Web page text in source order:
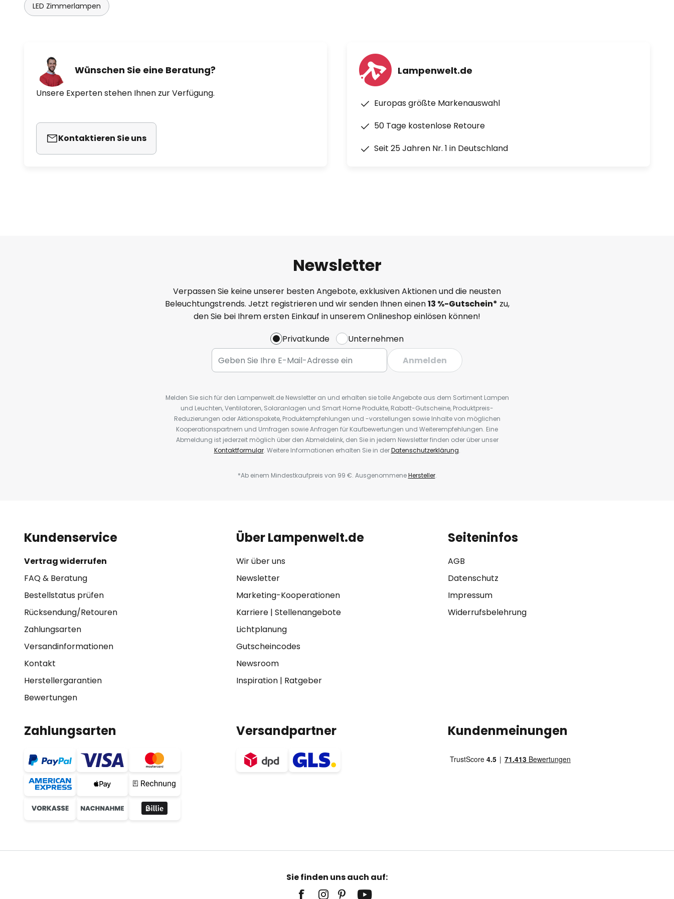
- Entblendung: UGR < 22
- Stoßfestigkeit: IK05
LED Zimmerlampen
Wünschen Sie eine Beratung?
Unsere Experten stehen Ihnen zur Verfügung.
Kontaktieren Sie uns
Lampenwelt.de
Europas größte Markenauswahl
50 Tage kostenlose Retoure
Seit 25 Jahren Nr. 1 in Deutschland
Newsletter
Verpassen Sie keine unserer besten Angebote, exklusiven Aktionen und die neusten
Beleuchtungstrends. Jetzt registrieren und wir senden Ihnen einen13 %-Gutschein* zu,
den Sie bei Ihrem ersten Einkauf in unserem Onlineshop einlösen können!
Privatkunde
Unternehmen
Anmelden
Melden Sie sich für den Lampenwelt.de Newsletter an und erhalten sie tolle Angebote aus dem Sortiment Lampen
und Leuchten, Ventilatoren, Solaranlagen und Smart Home Produkte, Rabatt-Gutscheine, Produktpreis-
Reduzierungen oder Aktionspakete, Produktempfehlungen und -vorstellungen sowie Inhalte von möglichen
Kooperationspartnern und Umfragen sowie Anfragen für Kaufbewertungen und Weiterempfehlungen. Eine
Abmeldung ist jederzeit möglich über den Abmeldelink, den Sie in jedem Newsletter finden oder über unser
Kontaktformular. Weitere Informationen erhalten Sie in derDatenschutzerklärung.
*Ab einem Mindestkaufpreis von 99 €. AusgenommeneHersteller.
Kundenservice
Vertrag widerrufen
FAQ & Beratung
Bestellstatus prüfen
Rücksendung/Retouren
Zahlungsarten
Versandinformationen
Kontakt
Herstellergarantien
Bewertungen
Über Lampenwelt.de
Wir über uns
Newsletter
Marketing-Kooperationen
Karriere| Stellenangebote
Lichtplanung
Gutscheincodes
Newsroom
Inspiration| Ratgeber
Seiteninfos
AGB
Datenschutz
Impressum
Widerrufsbelehrung
Zahlungsarten Versandpartner Kundenmeinungen
Sie finden uns auch auf: